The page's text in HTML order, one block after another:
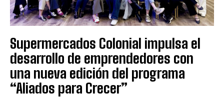
Supermercados Colonial impulsa el
desarrollo de emprendedores con
una nueva edición del programa
“Aliados para Crecer”